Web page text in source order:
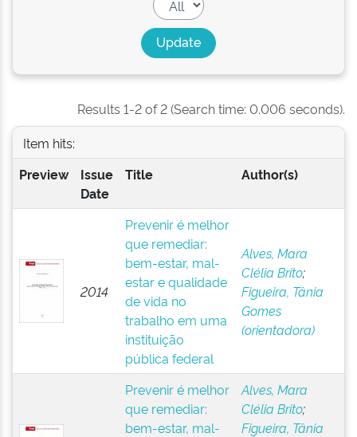
Results 1-2 of 2 (Search time: 0.006 seconds).
Item hits:
Preview
Issue
Date
Title Author(s)
2014
Prevenir é melhor
que remediar:
bem-estar, mal-
estar e qualidade
de vida no
trabalho em uma
instituição
pública federal
Alves, Mara
Clélia Brito;
Figueira, Tânia
Gomes
(orientadora)
Prevenir é melhor
que remediar:
bem-estar, mal-
Alves, Mara
Clélia Brito;
Figueira, Tânia